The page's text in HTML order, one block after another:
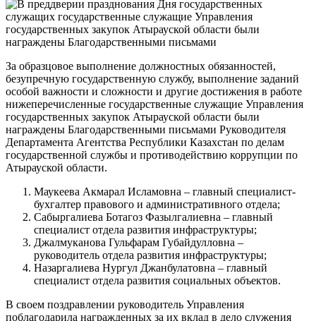
За образцовое выполнение должностных обязанностей,
безупречную государственную службу, выполнение заданий
особой важности и сложности и другие достижения в работе
нижеперечисленные государственные служащие Управления
государственных закупок Атырауской области были
награждены Благодарственными письмами Руководителя
Департамента Агентства Республики Казахстан по делам
государственной службы и противодействию коррупции по
Атырауской области.
Маукеева Акмарал Исламовна – главный специалист-
бухгалтер правового и административного отдела;
Сабыргалиева Ботагоз Фазылгалиевна – главный
специалист отдела развития инфраструктуры;
Джалмуканова Гульфарам Губайдулловна –
руководитель отдела развития инфраструктуры;
Назаргалиева Нургул Джанбулатовна – главный
специалист отдела развития социальных объектов.
В своем поздравлении руководитель Управления
поблагодарила награжденных за их вклад в дело служения